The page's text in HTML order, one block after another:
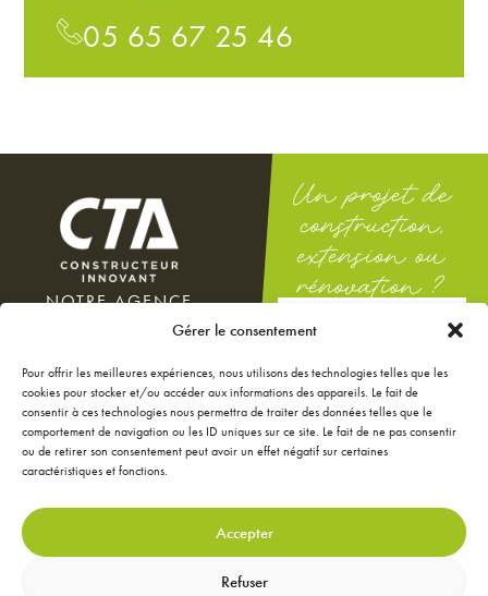
Gérer le consentement
Pour offrir les meilleures expériences, nous utilisons des technologies telles que les
cookies pour stocker et/ou accéder aux informations des appareils. Le fait de
consentir à ces technologies nous permettra de traiter des données telles que le
comportement de navigation ou les ID uniques sur ce site. Le fait de ne pas consentir
ou de retirer son consentement peut avoir un effet négatif sur certaines
caractéristiques et fonctions.
Accepter
Refuser
05 65 67 25 46
NOS ANNONCES
JE CONFIGURE MA
CONTACTEZ-NOUS
NOTRE AGENCE
100 rue Docteur Théodor
12000 Rodez
Du lundi au vendredi : 8h-12h
/ 14h-18h
Le samedi : 9h-12h
Un projet de
construction,
extension ou
rénovation ?
DEMANDEZ
UNE ÉTUDE
GRATUITE